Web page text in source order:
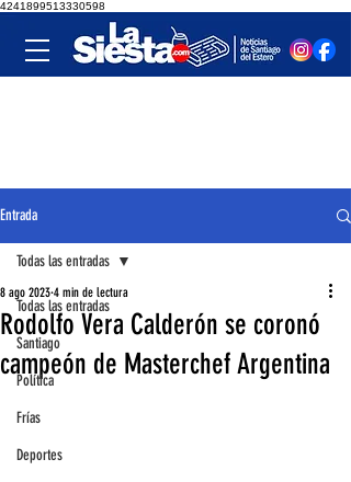
4241899513330598
Entrada
Todas las entradas
Santiago
Política
Frías
Deportes
Todas las entradas
Rodolfo Vera Calderón se coronó
campeón de Masterchef Argentina
8 ago 2023 4 min de lectura